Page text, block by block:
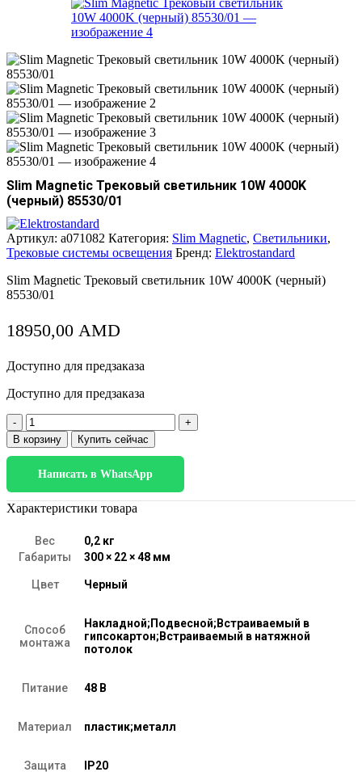
Slim Magnetic Трековый светильник 10W 4000K
(черный) 85530/01
Артикул: a071082 Категория: Slim Magnetic, Светильники,
Трековые системы освещения Бренд: Elektrostandard
Slim Magnetic Трековый светильник 10W 4000K (черный)
85530/01
18950,00 AMD
Доступно для предзаказа
Доступно для предзаказа
Количество
товара
Slim
Трековый
светильник
10W
(черный)
85530/01
В корзину Купить сейчас
Написать в WhatsApp
Характеристики товара
Вес
0,2 кг
Габариты
300 × 22 × 48 мм
Цвет Черный
Способ
монтажа
Накладной;Подвесной;Встраиваемый в
гипсокартон;Встраиваемый в натяжной
потолок
Питание 48 В
Материал пластик;металл
Защита IP20